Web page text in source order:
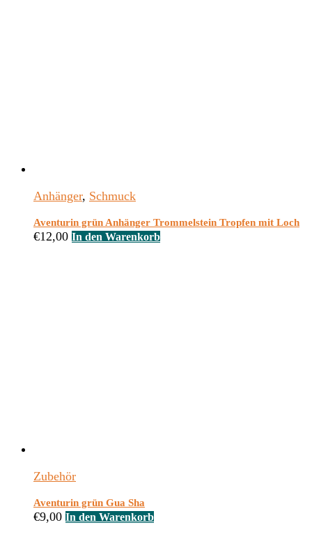
Anhänger, Schmuck
Aventurin grün Anhänger Trommelstein Tropfen mit Loch
€12,00 In den Warenkorb
Zubehör
Aventurin grün Gua Sha
€9,00 In den Warenkorb